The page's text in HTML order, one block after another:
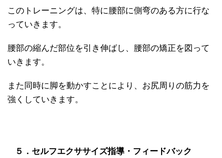
このトレーニングは、特に腰部に側弯のある方に行な
っていきます。
腰部の縮んだ部位を引き伸ばし、腰部の矯正を図って
いきます。
また同時に脚を動かすことにより、お尻周りの筋力を
強くしていきます。
５．セルフエクササイズ指導・フィードバック